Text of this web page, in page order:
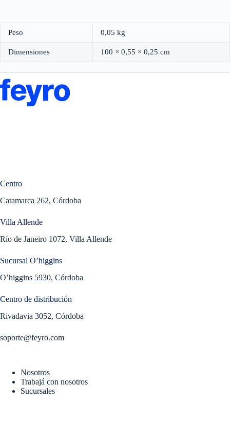
Peso 0,05 kg
Dimensiones 100 × 0,55 × 0,25 cm
Centro
Catamarca 262, Córdoba
Villa Allende
Río de Janeiro 1072, Villa Allende
Sucursal O’higgins
O’higgins 5930, Córdoba
Centro de distribución
Rivadavia 3052, Córdoba
soporte@feyro.com
Nosotros
Trabajá con nosotros
Sucursales